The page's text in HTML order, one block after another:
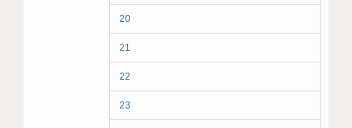
20
21
22
23